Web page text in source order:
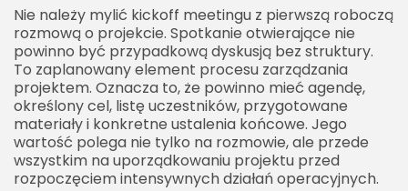
Nie należy mylić kickoff meetingu z pierwszą roboczą
rozmową o projekcie. Spotkanie otwierające nie
powinno być przypadkową dyskusją bez struktury.
To zaplanowany element procesu zarządzania
projektem. Oznacza to, że powinno mieć agendę,
określony cel, listę uczestników, przygotowane
materiały i konkretne ustalenia końcowe. Jego
wartość polega nie tylko na rozmowie, ale przede
wszystkim na uporządkowaniu projektu przed
rozpoczęciem intensywnych działań operacyjnych.